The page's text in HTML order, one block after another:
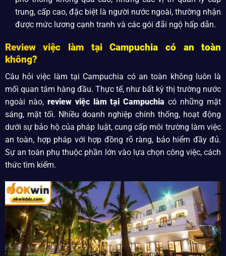
trung, cấp cao, đặc biệt là người nước ngoài, thường nhận
được mức lương cạnh tranh và các gói đãi ngộ hấp dẫn.
Review việc làm tại Campuchia có an toàn
không?
Câu hỏi việc làm tại Campuchia có an toàn không luôn là
mối quan tâm hàng đầu. Thực tế, như bất kỳ thị trường nước
ngoài nào, review việc làm tại Campuchia có những mặt
sáng, mặt tối. Nhiều doanh nghiệp chính thống, hoạt động
dưới sự bảo hộ của pháp luật, cung cấp môi trường làm việc
an toàn, hợp pháp với hợp đồng rõ ràng, bảo hiểm đầy đủ.
Sự an toàn phụ thuộc phần lớn vào lựa chọn công việc, cách
thức tìm kiếm.